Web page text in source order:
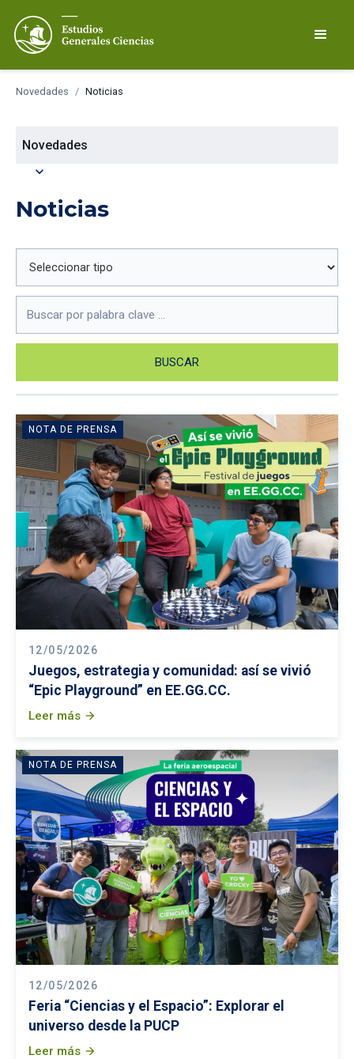
Novedades / Noticias
Novedades
expand_more
Noticias
NOTA DE PRENSA
12/05/2026
Juegos, estrategia y comunidad: así se vivió
“Epic Playground” en EE.GG.CC.
Leer más arrow_forward
NOTA DE PRENSA
12/05/2026
Feria “Ciencias y el Espacio”: Explorar el
universo desde la PUCP
Leer más arrow_forward